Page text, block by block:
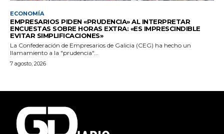
ECONOMÍA
EMPRESARIOS PIDEN «PRUDENCIA» AL INTERPRETAR
ENCUESTAS SOBRE HORAS EXTRA: «ES IMPRESCINDIBLE
EVITAR SIMPLIFICACIONES»
La Confederación de Empresarios de Galicia (CEG) ha hecho un
llamamiento a la "prudencia"...
7 agosto, 2026